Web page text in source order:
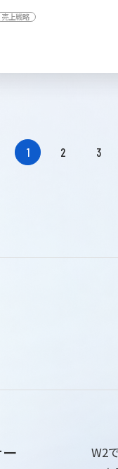
売上戦略
1 2 3
W2